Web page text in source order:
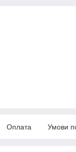
Оплата Умови